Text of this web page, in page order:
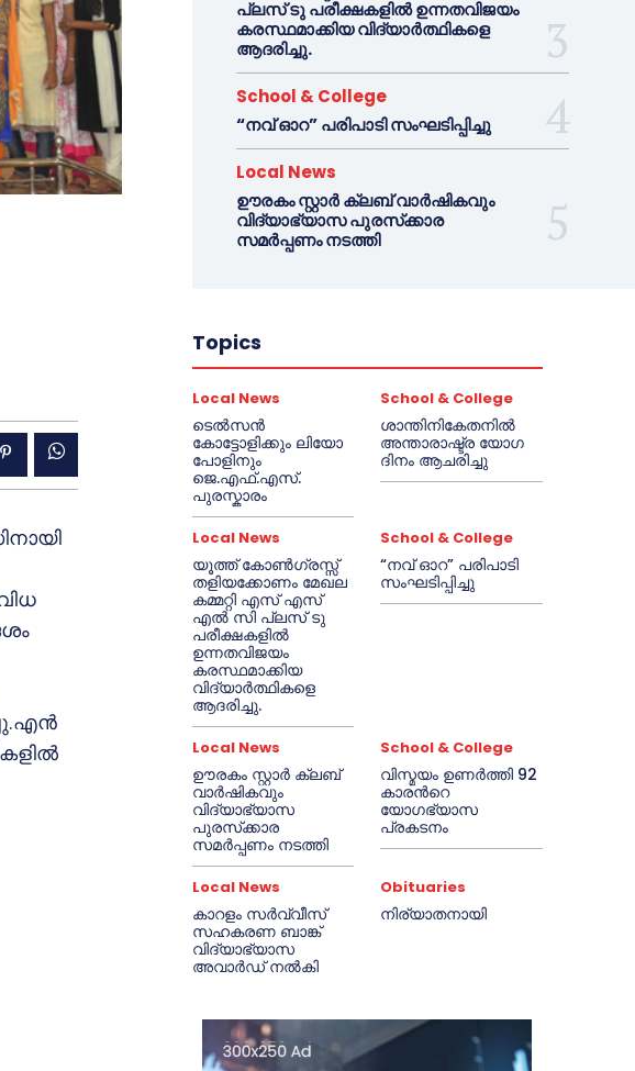
പ്ലസ് ടു പരീക്ഷകളിൽ ഉന്നതവിജയം
കരസ്ഥമാക്കിയ വിദ്യാർത്ഥികളെ
ആദരിച്ചു.
School & College
“നവ് ഓറ” പരിപാടി സംഘടിപ്പിച്ചു
Local News
ഊരകം സ്റ്റാർ ക്ലബ് വാർഷികവും
വിദ്യാഭ്യാസ പുരസ്‌ക്കാര
സമർപ്പണം നടത്തി
Topics
Local News
ടെൽസൻ
കോട്ടോളിക്കും ലിയോ
പോളിനും
ജെ.എഫ്.എസ്.
പുരസ്കാരം
School & College
ശാന്തിനികേതനിൽ
അന്താരാഷ്ട്ര യോഗ
ദിനം ആചരിച്ചു
Local News
യൂത്ത് കോൺഗ്രസ്സ്
തളിയക്കോണം മേഖല
കമ്മറ്റി എസ് എസ്
എൽ സി പ്ലസ് ടു
പരീക്ഷകളിൽ
ഉന്നതവിജയം
കരസ്ഥമാക്കിയ
വിദ്യാർത്ഥികളെ
ആദരിച്ചു.
School & College
“നവ് ഓറ” പരിപാടി
സംഘടിപ്പിച്ചു
Local News
ഊരകം സ്റ്റാർ ക്ലബ്
വാർഷികവും
വിദ്യാഭ്യാസ
പുരസ്‌ക്കാര
സമർപ്പണം നടത്തി
School & College
വിസ്മയം ഉണർത്തി 92
കാരൻറെ
യോഗഭ്യാസ
പ്രകടനം
Local News
കാറളം സർവ്വീസ്
സഹകരണ ബാങ്ക്
വിദ്യാഭ്യാസ
അവാർഡ് നൽകി
Obituaries
നിര്യാതനായി